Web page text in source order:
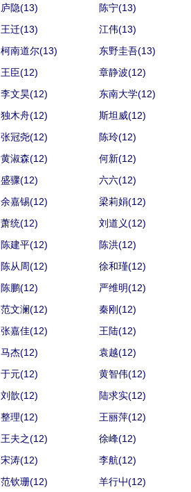
庐隐(13)
陈宁(13)
王迁(13)
江伟(13)
柯南道尔(13)
东野圭吾(13)
王臣(12)
章静波(12)
李文昊(12)
东南大学(12)
独木舟(12)
斯坦威(12)
张冠尧(12)
陈玲(12)
黄淑森(12)
何新(12)
盛骤(12)
六六(12)
余嘉锡(12)
梁莉娟(12)
萧统(12)
刘道义(12)
陈建平(12)
陈洪(12)
陈从周(12)
徐和瑾(12)
陈鹏(12)
严维明(12)
范文澜(12)
秦刚(12)
张嘉佳(12)
王陆(12)
马杰(12)
袁越(12)
于元(12)
黄智伟(12)
刘歆(12)
陆求实(12)
整理(12)
王丽萍(12)
王夫之(12)
徐峰(12)
宋涛(12)
李航(12)
范钦珊(12)
羊行屮(12)